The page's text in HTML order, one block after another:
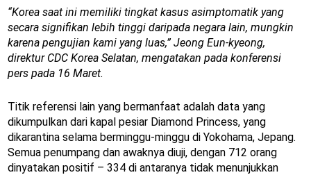
“Korea saat ini memiliki tingkat kasus asimptomatik yang
secara signifikan lebih tinggi daripada negara lain, mungkin
karena pengujian kami yang luas,” Jeong Eun-kyeong,
direktur CDC Korea Selatan, mengatakan pada konferensi
pers pada 16 Maret.
Titik referensi lain yang bermanfaat adalah data yang
dikumpulkan dari kapal pesiar Diamond Princess, yang
dikarantina selama berminggu-minggu di Yokohama, Jepang.
Semua penumpang dan awaknya diuji, dengan 712 orang
dinyatakan positif – 334 di antaranya tidak menunjukkan